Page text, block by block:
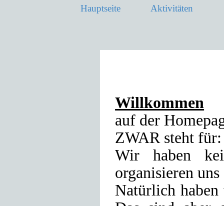
Hauptseite Aktivitäten
Willkommen
auf der
ZWAR steht
Wir haben
organisieren
Natürlich